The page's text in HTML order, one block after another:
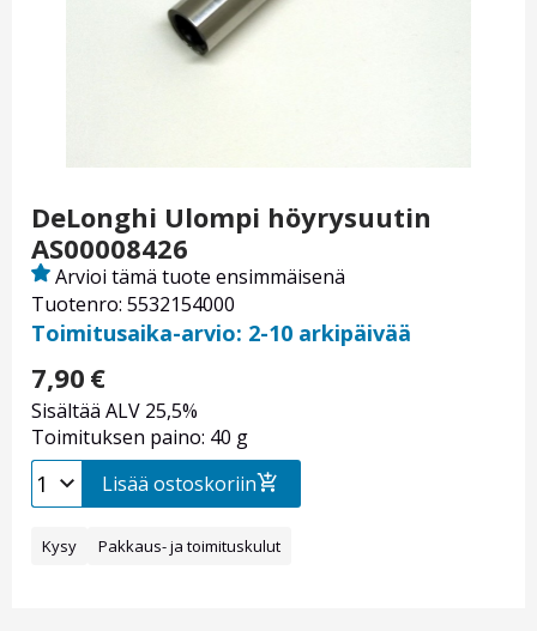
DeLonghi Ulompi höyrysuutin
AS00008426
Tuotenro: 5532154000
Arvioi tämä tuote ensimmäisenä
Toimitusaika-arvio: 2-10 arkipäivää
7,90 €
Sisältää ALV 25,5%
Toimituksen paino: 40 g
Lisää ostoskoriin
Kysy Pakkaus- ja toimituskulut